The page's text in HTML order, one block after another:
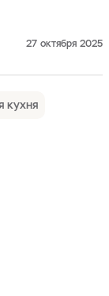
27 октября 2025
кухня